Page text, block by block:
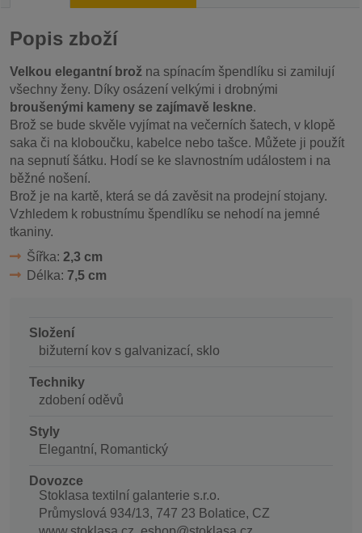
Popis zboží
Velkou elegantní brož na spínacím špendlíku si zamilují
všechny ženy. Díky osázení velkými i drobnými
broušenými kameny se zajímavě leskne.
Brož se bude skvěle vyjímat na večerních šatech, v klopě
saka či na kloboučku, kabelce nebo tašce. Můžete ji použít
na sepnutí šátku. Hodí se ke slavnostním událostem i na
běžné nošení.
Brož je na kartě, která se dá zavěsit na prodejní stojany.
Vzhledem k robustnímu špendlíku se nehodí na jemné
tkaniny.
Šířka: 2,3 cm
Délka: 7,5 cm
Složení
bižuterní kov s galvanizací, sklo
Techniky
zdobení oděvů
Styly
Elegantní, Romantický
Dovozce
Stoklasa textilní galanterie s.r.o.
Průmyslová 934/13, 747 23 Bolatice, CZ